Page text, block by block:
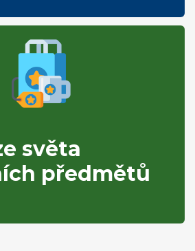
světa
předmětů